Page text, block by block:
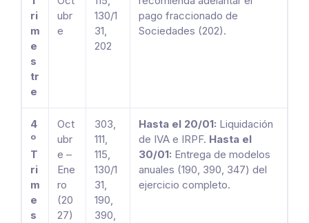
ri
m
e
s
tr
e
ubr
e
130/1
31,
202
pago fraccionado de
Sociedades (202).
4
º
T
ri
m
e
s
Oct
ubr
e –
Ene
ro
(20
27)
303,
111,
115,
130/1
31,
190,
390,
Hasta el 20/01: Liquidación
de IVA e IRPF. Hasta el
30/01: Entrega de modelos
anuales (190, 390, 347) del
ejercicio completo.